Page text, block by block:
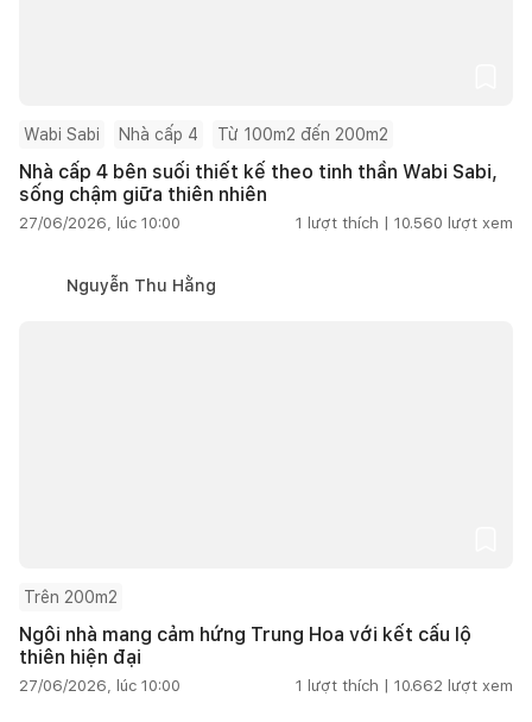
Wabi Sabi Nhà cấp 4 Từ 100m2 đến 200m2
Nhà cấp 4 bên suối thiết kế theo tinh thần Wabi Sabi,
sống chậm giữa thiên nhiên
27/06/2026, lúc 10:00 1 lượt thích | 10.560 lượt xem
Nguyễn Thu Hằng
Trên 200m2
Ngôi nhà mang cảm hứng Trung Hoa với kết cấu lộ
thiên hiện đại
27/06/2026, lúc 10:00 1 lượt thích | 10.662 lượt xem